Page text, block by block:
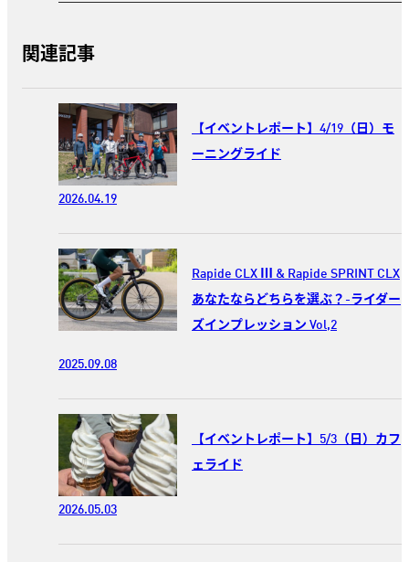
関連記事
【イベントレポート】4/19（日）モ
ーニングライド
2026.04.19
Rapide CLX Ⅲ & Rapide SPRINT CLX
あなたならどちらを選ぶ？-ライダー
ズインプレッション Vol,2
2025.09.08
【イベントレポート】5/3（日）カフ
ェライド
2026.05.03